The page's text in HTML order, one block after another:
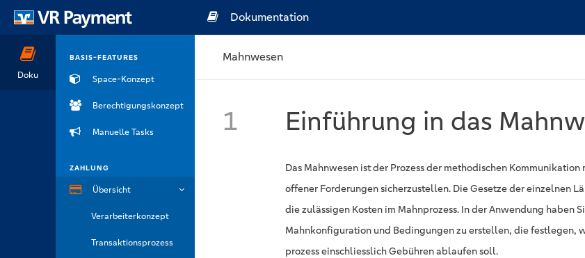
Doku
BASIS-FEATURES
Space-Konzept
Berechtigungskonzept
Manuelle Tasks
ZAHLUNG
Übersicht
Verarbeiterkonzept
Transaktionsprozess
Dokumentation
Mahnwesen
1 Einführung in das
Das Mahnwesen ist der Prozess der methodischen
offener Forderungen sicherzustellen. Die Gesetze der einzelnen
die zulässigen Kosten im Mahnprozess. In der Anwendung haben
Mahnkonfiguration und Bedingungen zu erstellen, die festlegen,
prozess einschliesslich Gebühren ablaufen soll.